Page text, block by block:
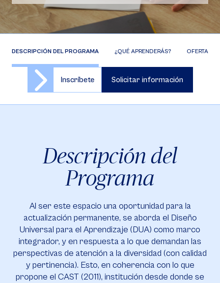
DESCRIPCIÓN DEL PROGRAMA ¿QUÉ APRENDERÁS? OFERTA DE
Inscríbete Solicitar información
Descripción del
Programa
Al ser este espacio una oportunidad para la
actualización permanente, se aborda el Diseño
Universal para el Aprendizaje (DUA) como marco
integrador, y en respuesta a lo que demandan las
perspectivas de atención a la diversidad (con calidad
y pertinencia). Esto, en coherencia con lo que
propone el CAST (2011), institución desde donde se